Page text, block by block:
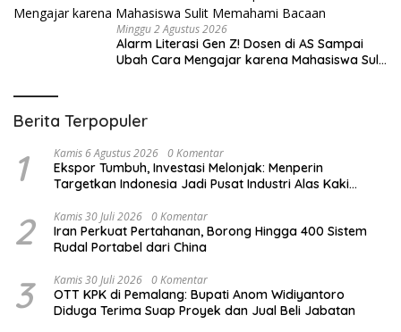
Minggu 2 Agustus 2026
Alarm Literasi Gen Z! Dosen di AS Sampai
Ubah Cara Mengajar karena Mahasiswa Sulit
Berita Terpopuler
1 Kamis 6 Agustus 2026 0 Komentar
Ekspor Tumbuh, Investasi Melonjak: Menperin
Targetkan Indonesia Jadi Pusat Industri Alas Kaki
2 Kamis 30 Juli 2026 0 Komentar
Iran Perkuat Pertahanan, Borong Hingga 400 Sistem
Rudal Portabel dari China
3 Kamis 30 Juli 2026 0 Komentar
OTT KPK di Pemalang: Bupati Anom Widiyantoro
Diduga Terima Suap Proyek dan Jual Beli Jabatan